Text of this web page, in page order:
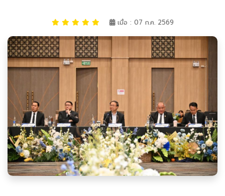
เมื่อ : 07 ก.ค. 2569